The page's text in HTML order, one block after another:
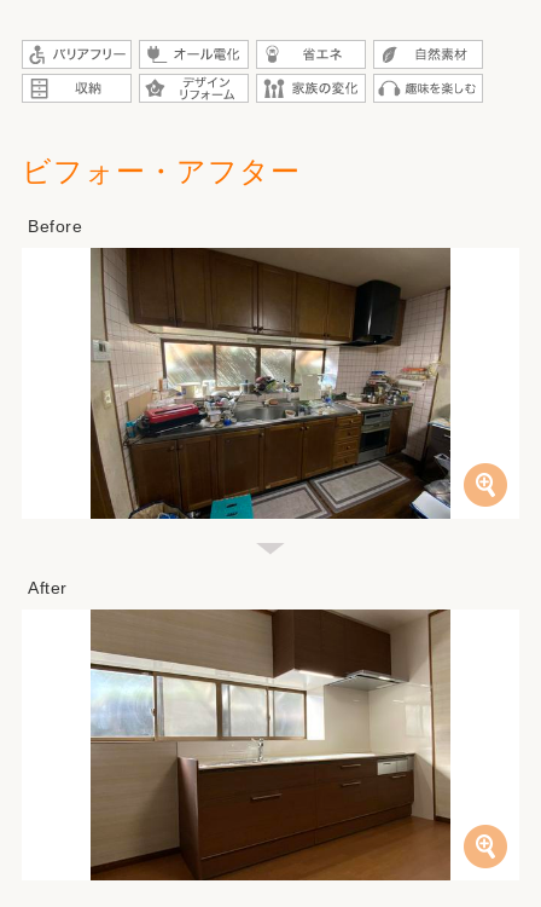
ビフォー・アフター